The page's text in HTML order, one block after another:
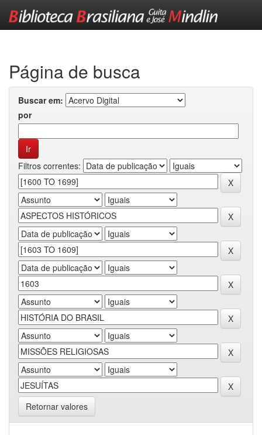
Página de busca
Buscar em:
por
Filtros correntes:
Retornar valores